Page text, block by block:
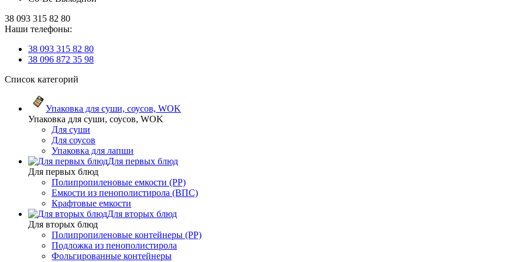
38 093 315 82 80
Наши телефоны:
38 093 315 82 80
38 096 872 35 98
Список категорий
Упаковка для суши, соусов, WOK
Упаковка для суши, соусов, WOK
Для суши
Для соусов
Упаковка для лапши
Для первых блюд
Для первых блюд
Полипропиленовые емкости (PP)
Емкости из пенополистирола (ВПС)
Крафтовые емкости
Для вторых блюд
Для вторых блюд
Полипропиленовые контейнеры (PP)
Подложка из пенополистирола
Фольгированные контейнеры